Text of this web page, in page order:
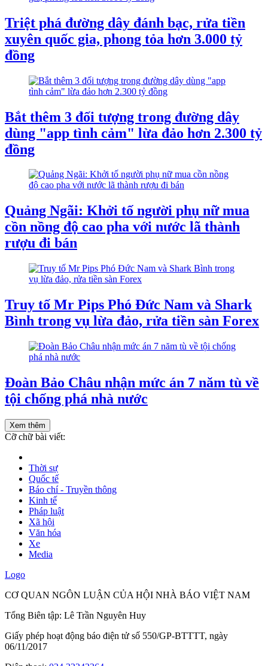
Triệt phá đường dây đánh bạc, rửa tiền
xuyên quốc gia, phong tỏa hơn 3.000 tỷ
đồng
Bắt thêm 3 đối tượng trong đường dây
dùng "app tình cảm" lừa đảo hơn 2.300 tỷ
đồng
Quảng Ngãi: Khởi tố người phụ nữ mua
cồn nồng độ cao pha với nước lã thành
rượu đi bán
Truy tố Mr Pips Phó Đức Nam và Shark
Bình trong vụ lừa đảo, rửa tiền sàn Forex
Đoàn Bảo Châu nhận mức án 7 năm tù về
tội chống phá nhà nước
Xem thêm
Cỡ chữ bài viết:
Thời sự
Quốc tế
Báo chí - Truyền thông
Kinh tế
Pháp luật
Xã hội
Văn hóa
Xe
Media
Logo
CƠ QUAN NGÔN LUẬN CỦA HỘI NHÀ BÁO VIỆT NAM
Tổng Biên tập: Lê Trần Nguyên Huy
Giấy phép hoạt động báo điện tử số 550/GP-BTTTT, ngày
06/11/2017